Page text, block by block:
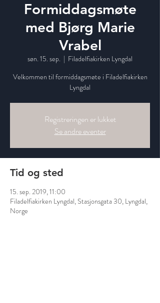
Formiddagsmøte
med Bjørg Marie
Vrabel
søn. 15. sep.
  |
Filadelfiakirken Lyngdal
Velkommen til formiddagsmøte i Filadelfiakirken
Lyngdal
Registreringen er lukket
Se andre eventer
Tid og sted
15. sep. 2019, 11:00
Filadelfiakirken Lyngdal, Stasjonsgata 30, Lyngdal,
Norge